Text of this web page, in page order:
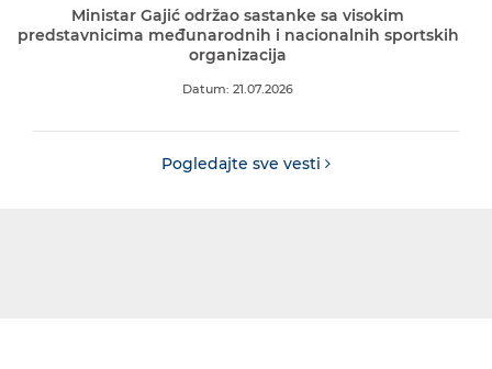
Ministar Gajić održao sastanke sa visokim
predstavnicima međunarodnih i nacionalnih sportskih
organizacija
Datum: 21.07.2026
Pogledajte sve vesti